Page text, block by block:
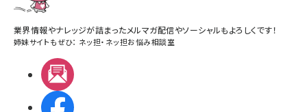
業界情報やナレッジが詰まったメルマガ配信やソーシャルもよろしくです！
姉妹サイトもぜひ： ネッ担・ ネッ担お悩み相談室